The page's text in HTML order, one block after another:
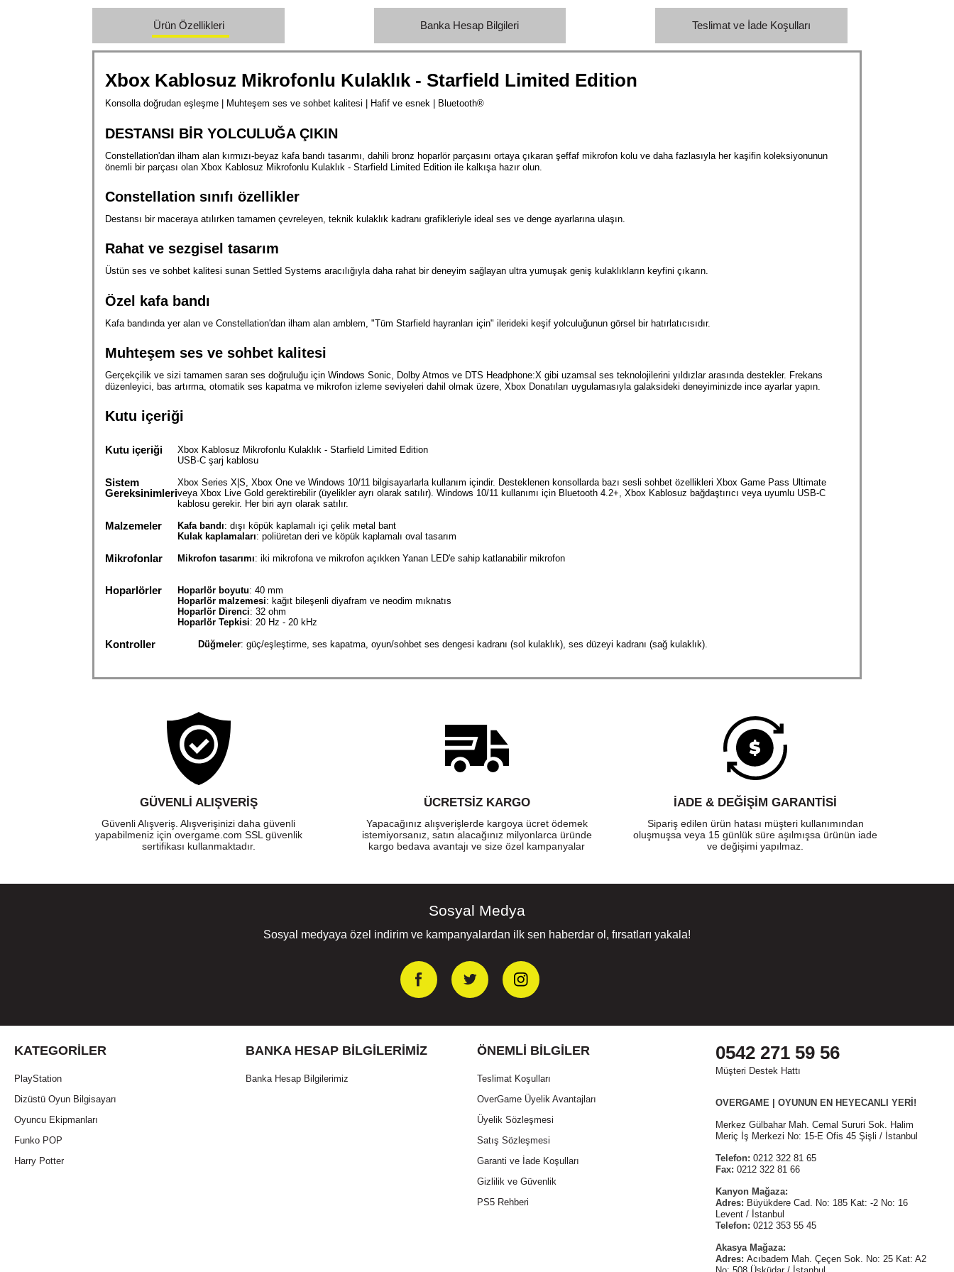
Ürün Özellikleri Banka Hesap Bilgileri Teslimat ve İade Koşulları
Xbox Kablosuz Mikrofonlu Kulaklık - Starfield Limited Edition
Konsolla doğrudan eşleşme Muhteşem ses ve sohbet kalitesi Hafif ve esnek Bluetooth®
DESTANSI BİR YOLCULUĞA ÇIKIN
Constellation'dan ilham alan kırmızı-beyaz kafa bandı tasarımı, dahili bronz hoparlör parçasını ortaya çıkaran şeffaf mikrofon kolu ve daha fazlasıyla her kaşifin koleksiyonunun
önemli bir parçası olan Xbox Kablosuz Mikrofonlu Kulaklık - Starfield Limited Edition ile kalkışa hazır olun.
Constellation sınıfı özellikler
Destansı bir maceraya atılırken tamamen çevreleyen, teknik kulaklık kadranı grafikleriyle ideal ses ve denge ayarlarına ulaşın.
Rahat ve sezgisel tasarım
Üstün ses ve sohbet kalitesi sunan Settled Systems aracılığıyla daha rahat bir deneyim sağlayan ultra yumuşak geniş kulaklıkların keyfini çıkarın.
Özel kafa bandı
Kafa bandında yer alan ve Constellation'dan ilham alan amblem, "Tüm Starfield hayranları için" ilerideki keşif yolculuğunun görsel bir hatırlatıcısıdır.
Muhteşem ses ve sohbet kalitesi
Gerçekçilik ve sizi tamamen saran ses doğruluğu için Windows Sonic, Dolby Atmos ve DTS Headphone:X gibi uzamsal ses teknolojilerini yıldızlar arasında destekler. Frekans
düzenleyici, bas artırma, otomatik ses kapatma ve mikrofon izleme seviyeleri dahil olmak üzere, Xbox Donatıları uygulamasıyla galaksideki deneyiminizde ince ayarlar yapın.
Kutu içeriği
Kutu içeriği
Xbox Kablosuz Mikrofonlu Kulaklık - Starfield Limited Edition
USB-C şarj kablosu
Sistem
Gereksinimleri
Xbox Series X|S, Xbox One ve Windows 10/11 bilgisayarlarla kullanım içindir. Desteklenen konsollarda bazı sesli sohbet özellikleri Xbox Game Pass Ultimate
veya Xbox Live Gold gerektirebilir (üyelikler ayrı olarak satılır). Windows 10/11 kullanımı için Bluetooth 4.2+, Xbox Kablosuz bağdaştırıcı veya uyumlu USB-C
kablosu gerekir. Her biri ayrı olarak satılır.
Malzemeler Kafa bandı: dışı köpük kaplamalı içi çelik metal bant
Kulak kaplamaları: poliüretan deri ve köpük kaplamalı oval tasarım
Mikrofonlar Mikrofon tasarımı: iki mikrofona ve mikrofon açıkken Yanan LED'e sahip katlanabilir mikrofon
Hoparlörler Hoparlör boyutu: 40 mm
Hoparlör malzemesi: kağıt bileşenli diyafram ve neodim mıknatıs
Hoparlör Direnci: 32 ohm
Hoparlör Tepkisi: 20 Hz - 20 kHz
Kontroller Düğmeler: güç/eşleştirme, ses kapatma, oyun/sohbet ses dengesi kadranı (sol kulaklık), ses düzeyi kadranı (sağ kulaklık).
Bluetooth Bluetooth sürümü: 4.2 (A2DP, HFP, HSP)
kulaklık kullanılmadığında yaklaşık 3 saatte tamamen yeniden şarj olur.
312 g
Sanal Çevresel
Xbox Series X|S ve Xbox One'da Windows Sonic, Dolby Atmos ve DTS Headphone:X gibi Uzamsal Ses teknolojilerini destekler
uygulaması
GÜVENLI ALIŞVERIŞ
Güvenli Alışveriş. Alışverişinizi daha güvenli
yapabilmeniz için overgame.com SSL güvenlik
sertifikası kullanmaktadır.
ÜCRETSIZ KARGO
Yapacağınız alışverişlerde kargoya ücret ödemek
istemiyorsanız, satın alacağınız milyonlarca üründe
kargo bedava avantajı ve size özel kampanyalar
İADE & DEĞİŞİM GARANTİSİ
Sipariş edilen ürün hatası müşteri kullanımından
oluşmuşsa veya 15 günlük süre aşılmışsa ürünün iade
ve değişimi yapılmaz.
Sosyal Medya
Sosyal medyaya özel indirim ve kampanyalardan ilk sen haberdar ol, fırsatları yakala!
KATEGORILER
PlayStation
Dizüstü Oyun Bilgisayarı
Oyuncu Ekipmanları
Funko POP
Harry Potter
BANKA HESAP BILGILERIMIZ
Banka Hesap Bilgilerimiz
ÖNEMLI BILGILER
Teslimat Koşulları
OverGame Üyelik Avantajları
Üyelik Sözleşmesi
Satış Sözleşmesi
Garanti ve İade Koşulları
Gizlilik ve Güvenlik
PS5 Rehberi
0542 271 59 56
Müşteri Destek Hattı
OVERGAME | OYUNUN EN HEYECANLI YERİ!
Merkez Gülbahar Mah. Cemal Sururi Sok. Halim
Meriç İş Merkezi No: 15-E Ofis 45 Şişli / İstanbul
Telefon: 0212 322 81 65
Fax: 0212 322 81 66
Kanyon Mağaza:
Adres: Büyükdere Cad. No: 185 Kat: -2 No: 16
Levent / İstanbul
Telefon: 0212 353 55 45
Akasya Mağaza:
Adres: Acıbadem Mah. Çeçen Sok. No: 25 Kat: A2